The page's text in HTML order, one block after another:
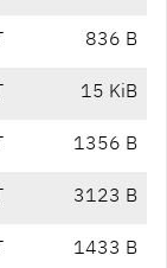
836 B
15 KiB
1356 B
3123 B
1433 B